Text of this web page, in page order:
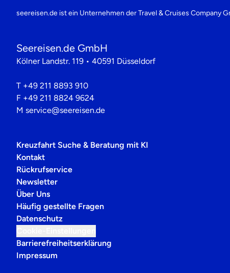
seereisen.de ist ein Unternehmen derTravel & Cruises Company
Seereisen.de GmbH
Kölner Landstr. 119 • 40591 Düsseldorf
T +49 211 8893 910
F +49 211 8824 9624
M service@seereisen.de
Kreuzfahrt Suche & Beratung mit KI
Kontakt
Rückrufservice
Newsletter
Über Uns
Häufig gestellte Fragen
Datenschutz
Barrierefreiheitserklärung
Impressum